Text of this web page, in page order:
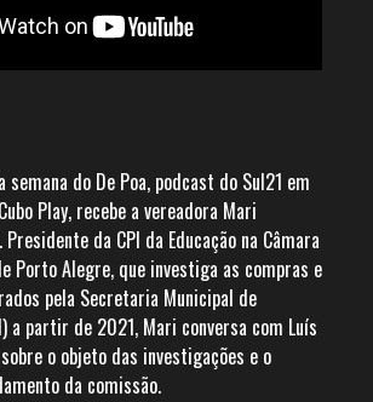
semana do De Poa, podcast do Sul21 em
Play, recebe a vereadora Mari
da CPI da Educação na Câmara
Porto Alegre, que investiga as compras e
pela Secretaria Municipal de
a partir de 2021, Mari conversa com Luís
o objeto das investigações e o
da comissão.